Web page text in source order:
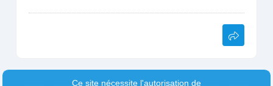
Ce site nécessite l'autorisation de